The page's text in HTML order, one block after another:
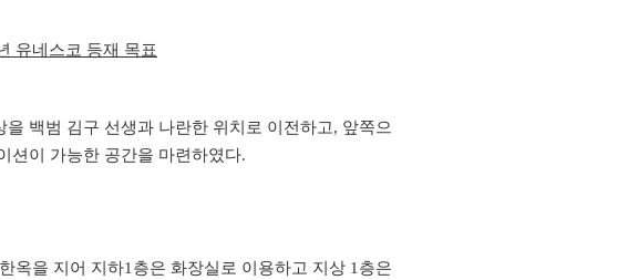
유네스코 등재 목표
백범 김구 선생과 나란한 위치로 이전하고, 앞쪽으
션이 가능한 공간을 마련하였다.
옥을 지어 지하1층은 화장실로 이용하고 지상 1층은